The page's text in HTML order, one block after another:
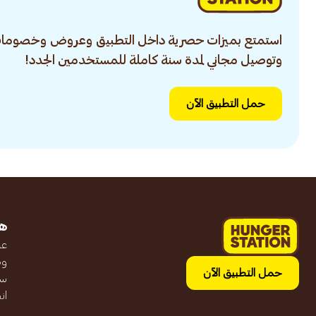
استمتع بميزات حصرية داخل التطبيق وعروض
وتوصيل مجاني لمدة سنة كاملة للمستخدمين الجدد!
حمل التطبيق الآن
حمل التطبيق الآن